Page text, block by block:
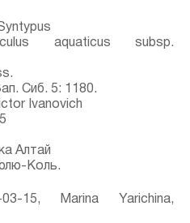
aquaticus subsp.
Сиб. 5: 1180.
Ivanovich
Алтай
Коль.
15, Marina Yarichina,